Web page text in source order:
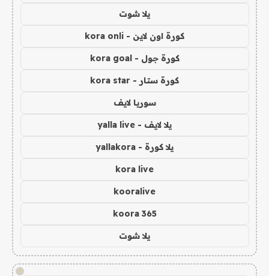
يلا شوت
كورة اون لاين - kora onli
كورة جول - kora goal
كورة ستار - kora star
سوريا لايف
يلا لايف - yalla live
يلا كورة - yallakora
kora live
kooralive
koora 365
يلا شوت
!